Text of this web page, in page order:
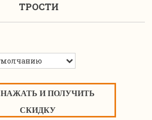
ТРОСТИ
НАЖАТЬ И ПОЛУЧИТЬ
СКИДКУ